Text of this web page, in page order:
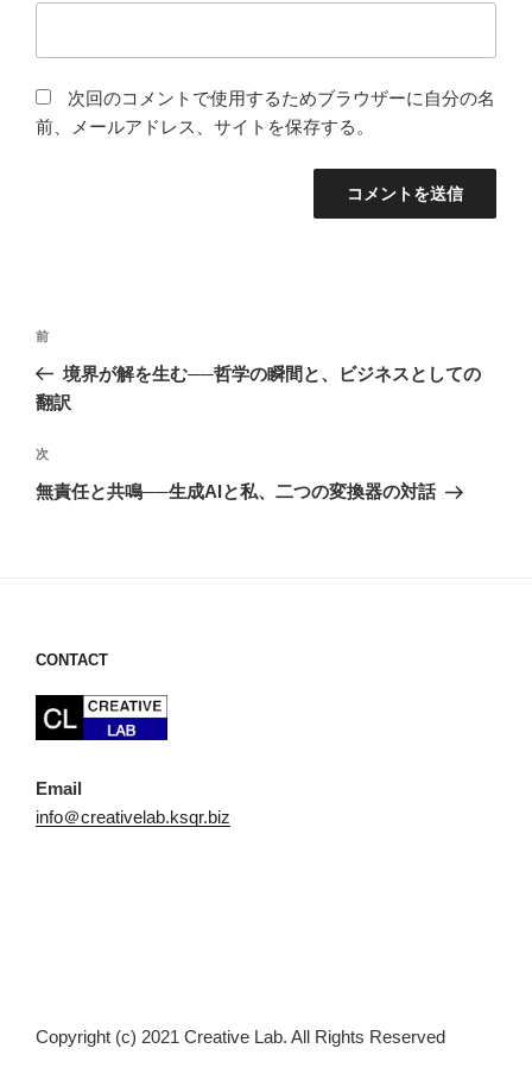
次回のコメントで使用するためブラウザーに自分の名
前、メールアドレス、サイトを保存する。
投
ナ
ゲ
ー
前
の
投
前
境界が解を生む──哲学の瞬間と、ビジネスとしての
翻訳
次
の
次
無責任と共鳴──生成AIと私、二つの変換器の対話
CONTACT
Email
info＠creativelab.ksqr.biz
Copyright (c) 2021 Creative Lab. All Rights Reserved